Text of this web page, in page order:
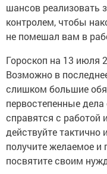
шансов реализовать
контролем, чтобы
не помешал вам в
Гороскоп на 13 июля
Возможно в
слишком большие
первостепенные
справятся с работой
действуйте
получите желаемое и
посвятите своим